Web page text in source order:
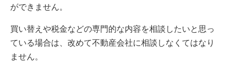
ができません。
買い替えや税金などの専門的な内容を相談したいと思っ
ている場合は、改めて不動産会社に相談しなくてはなり
ません。